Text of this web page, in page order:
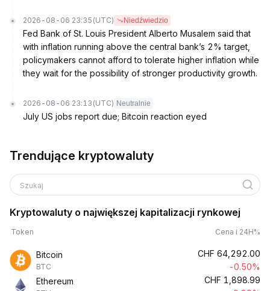
2026-08-06 23:35 (UTC) Niedźwiedzio
Fed Bank of St. Louis President Alberto Musalem said that
with inflation running above the central bank’s 2% target,
policymakers cannot afford to tolerate higher inflation while
they wait for the possibility of stronger productivity growth.
2026-08-06 23:13 (UTC) Neutralnie
July US jobs report due; Bitcoin reaction eyed
Trendujące kryptowaluty
Szukaj
Kryptowaluty o największej kapitalizacji rynkowej
Token Cena i 24H%
Bitcoin
BTC
CHF 64,292.00
-0.50%
Ethereum
CHF 1,898.99